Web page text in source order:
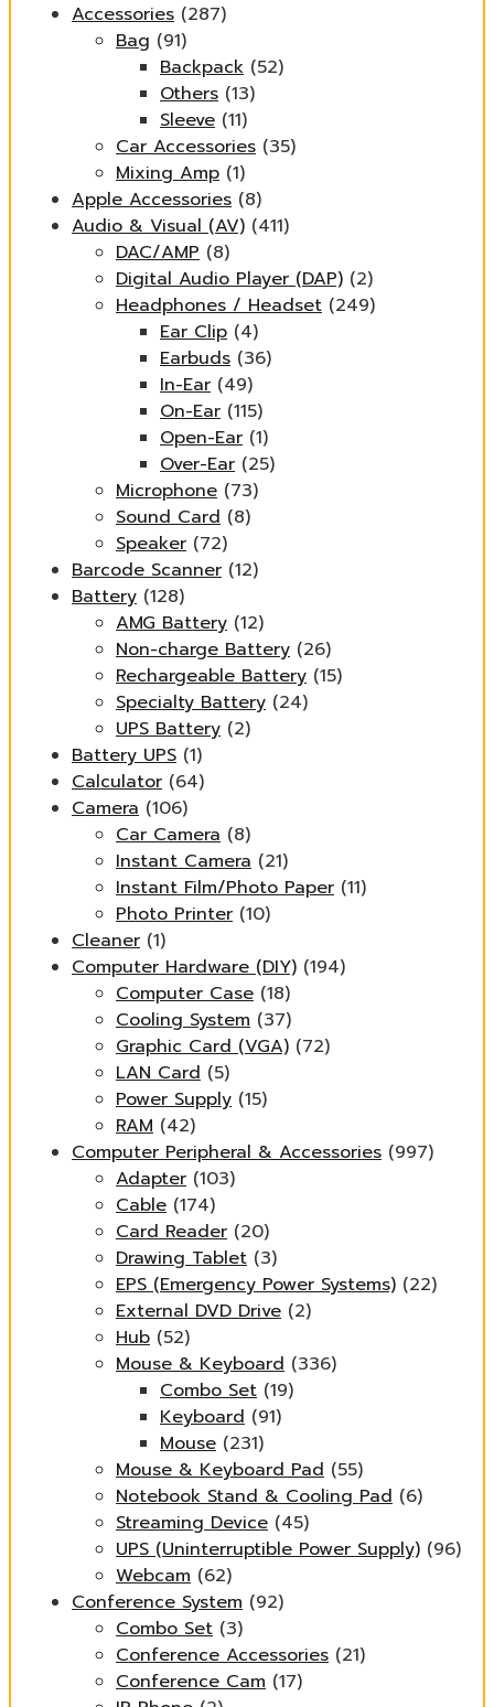
Accessories (287)
Bag (91)
Backpack (52)
Others (13)
Sleeve (11)
Car Accessories (35)
Mixing Amp (1)
Apple Accessories (8)
Audio & Visual (AV) (411)
DAC/AMP (8)
Digital Audio Player (DAP) (2)
Headphones / Headset (249)
Ear Clip (4)
Earbuds (36)
In-Ear (49)
On-Ear (115)
Open-Ear (1)
Over-Ear (25)
Microphone (73)
Sound Card (8)
Speaker (72)
Barcode Scanner (12)
Battery (128)
AMG Battery (12)
Non-charge Battery (26)
Rechargeable Battery (15)
Specialty Battery (24)
UPS Battery (2)
Battery UPS (1)
Calculator (64)
Camera (106)
Car Camera (8)
Instant Camera (21)
Instant Film/Photo Paper (11)
Photo Printer (10)
Cleaner (1)
Computer Hardware (DIY) (194)
Computer Case (18)
Cooling System (37)
Graphic Card (VGA) (72)
LAN Card (5)
Power Supply (15)
RAM (42)
Computer Peripheral & Accessories (997)
Adapter (103)
Cable (174)
Card Reader (20)
Drawing Tablet (3)
EPS (Emergency Power Systems) (22)
External DVD Drive (2)
Hub (52)
Mouse & Keyboard (336)
Combo Set (19)
Keyboard (91)
Mouse (231)
Mouse & Keyboard Pad (55)
Notebook Stand & Cooling Pad (6)
Streaming Device (45)
UPS (Uninterruptible Power Supply) (96)
Webcam (62)
Conference System (92)
Combo Set (3)
Conference Accessories (21)
Conference Cam (17)